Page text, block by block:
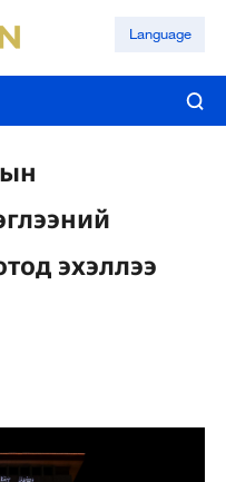
Language
эхэллээ